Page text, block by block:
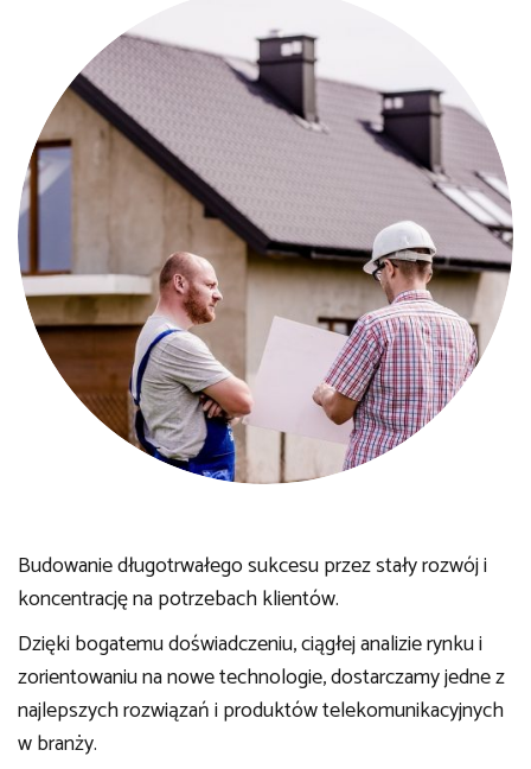
Budowanie długotrwałego sukcesu przez stały rozwój i
koncentrację na potrzebach klientów.
Dzięki bogatemu doświadczeniu, ciągłej analizie rynku i
zorientowaniu na nowe technologie, dostarczamy jedne z
najlepszych rozwiązań i produktów telekomunikacyjnych
w branży.